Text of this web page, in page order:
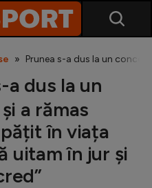
Prunea s-a dus la un
a dus la un
a rămas
în viața
uitam în jur și